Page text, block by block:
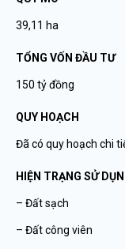
39,11 ha
TỔNG VỐN ĐẦU TƯ
150 tỷ đồng
QUY HOẠCH
Đã có quy hoạch chi
HIỆN TRẠNG SỬ
– Đất sạch
– Đất công viên